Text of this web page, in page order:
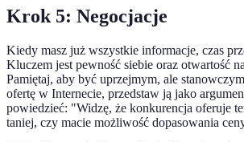
Krok 5: Negocjacje
Kiedy masz już wszystkie informacje, czas
Kluczem jest pewność siebie oraz otwartość
Pamiętaj, aby być uprzejmym, ale
ofertę w Internecie, przedstaw ją jako
powiedzieć: "Widzę, że konkurencja oferuje
taniej, czy macie możliwość dopasowania